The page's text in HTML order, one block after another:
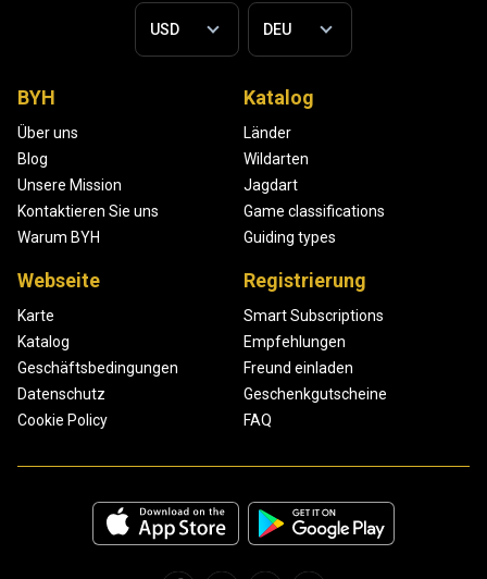
BYH
Über uns
Blog
Unsere Mission
Kontaktieren Sie uns
Warum BYH
Katalog
Länder
Wildarten
Jagdart
Game classifications
Guiding types
Webseite
Karte
Katalog
Geschäftsbedingungen
Datenschutz
Cookie Policy
Registrierung
Smart Subscriptions
Empfehlungen
Freund einladen
Geschenkgutscheine
FAQ